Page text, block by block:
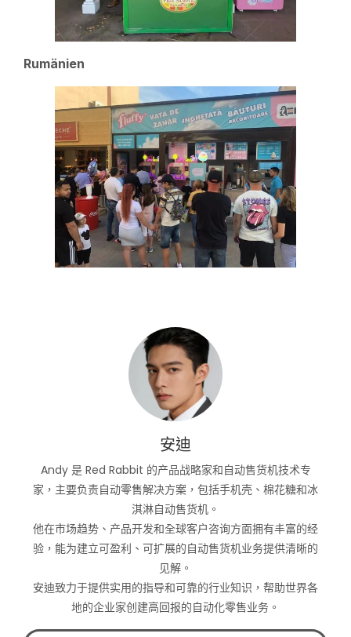
Rumänien
安迪
Andy 是 Red Rabbit 的产品战略家和自动售货机技术专
家，主要负责自动零售解决方案，包括手机壳、棉花糖和冰
淇淋自动售货机。
他在市场趋势、产品开发和全球客户咨询方面拥有丰富的经
验，能为建立可盈利、可扩展的自动售货机业务提供清晰的
见解。
安迪致力于提供实用的指导和可靠的行业知识，帮助世界各
地的企业家创建高回报的自动化零售业务。